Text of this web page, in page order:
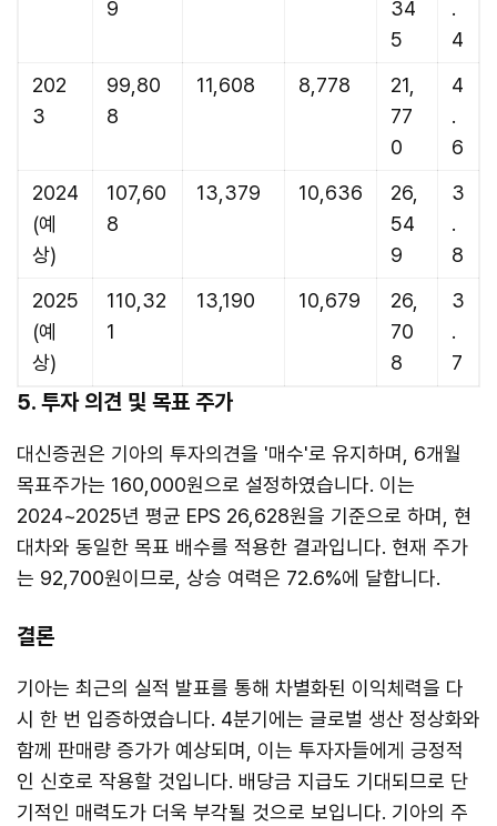
9
34
5
.
4
202
3
99,80
8
11,608 8,778
21,
77
0
4
.
6
2024
(예
상)
107,60
8
13,379 10,636
26,
54
9
3
.
8
2025
(예
상)
110,32
1
13,190 10,679
26,
70
8
3
.
7
5. 투자 의견 및 목표 주가
대신증권은 기아의 투자의견을 '매수'로 유지하며, 6개월
목표주가는 160,000원으로 설정하였습니다. 이는
2024~2025년 평균 EPS 26,628원을 기준으로 하며, 현
대차와 동일한 목표 배수를 적용한 결과입니다. 현재 주가
는 92,700원이므로, 상승 여력은 72.6%에 달합니다.
결론
기아는 최근의 실적 발표를 통해 차별화된 이익체력을 다
시 한 번 입증하였습니다. 4분기에는 글로벌 생산 정상화와
함께 판매량 증가가 예상되며, 이는 투자자들에게 긍정적
인 신호로 작용할 것입니다. 배당금 지급도 기대되므로 단
기적인 매력도가 더욱 부각될 것으로 보입니다. 기아의 주